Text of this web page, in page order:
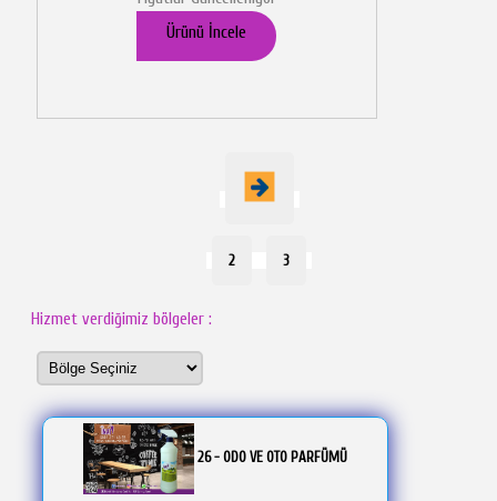
Ürünü İncele
2 3
Hizmet verdiğimiz bölgeler :
26 - ODO VE OTO PARFÜMÜ